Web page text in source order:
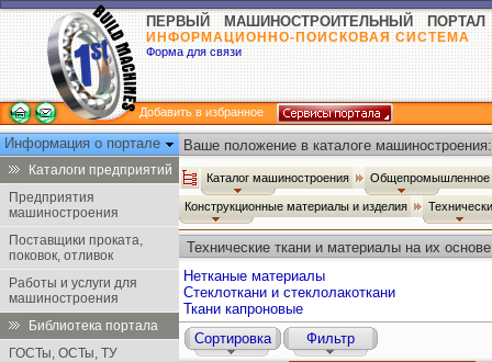
ПЕРВЫЙ МАШИНОСТРОИТЕЛЬНЫЙ ПОРТАЛ
ИНФОРМАЦИОННО-ПОИСКОВАЯ СИСТЕМА
Форма для связи
Добавить в избранное
Информация о портале
Каталоги предприятий
Предприятия
машиностроения
Поставщики проката,
поковок, отливок
Работы и услуги для
машиностроения
Библиотека портала
ГОСТы, ОСТы, ТУ
Ваше положение в каталоге машиностроения:
Каталог машиностроения Общепромышленное
Конструкционные материалы и изделия
Технические ткани и материалы на их основе
Нетканые материалы
Стеклоткани и стеклолакоткани
Ткани капроновые
Сортировка
Фильтр